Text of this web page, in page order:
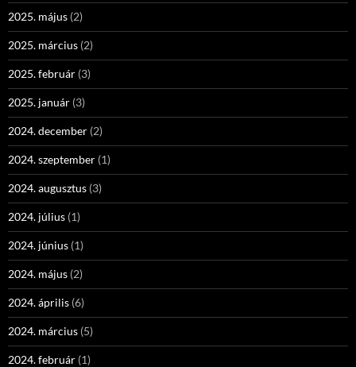
2025. május (2)
2025. március (2)
2025. február (3)
2025. január (3)
2024. december (2)
2024. szeptember (1)
2024. augusztus (3)
2024. július (1)
2024. június (1)
2024. május (2)
2024. április (6)
2024. március (5)
2024. február (1)